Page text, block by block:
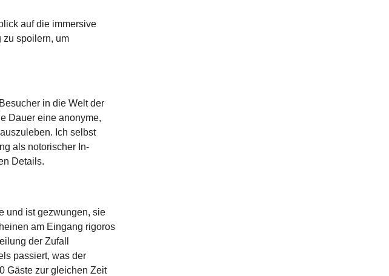
auf die immersive
zu spoilern, um
in die Welt der
Dauer eine anonyme,
Ich selbst
als notorischer In-
Details.
und ist gezwungen, sie
am Eingang rigoros
der Zufall
passiert, was der
Gäste zur gleichen Zeit